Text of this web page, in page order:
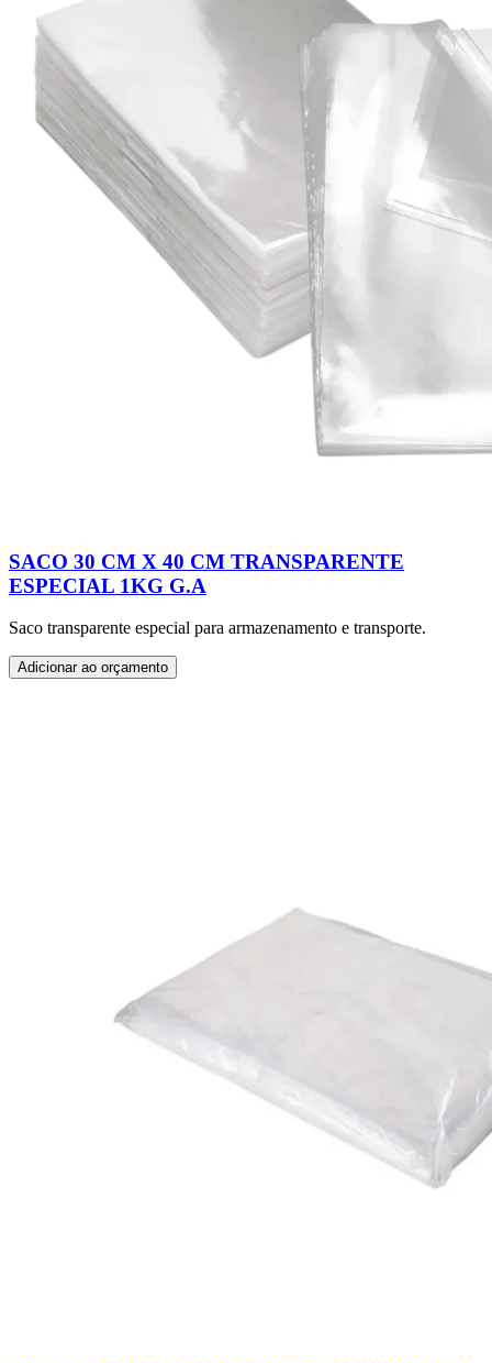
SACO 30 CM X 40 CM TRANSPARENTE
ESPECIAL 1KG G.A
Saco transparente especial para armazenamento e transporte.
Adicionar ao orçamento